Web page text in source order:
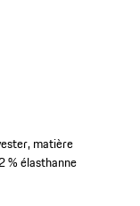
matière
% élasthanne